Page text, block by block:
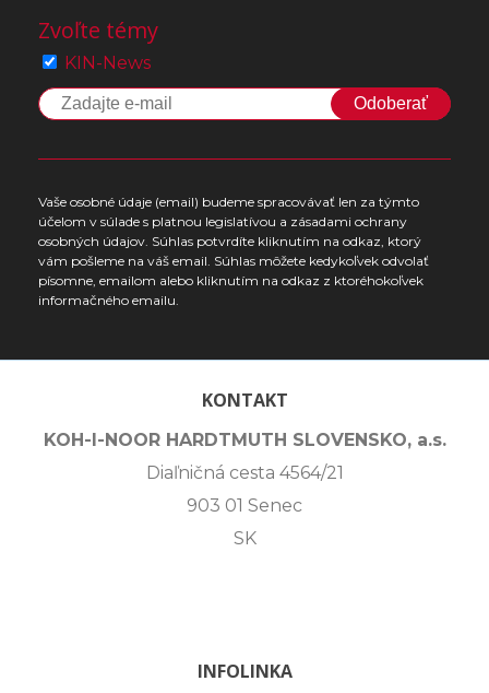
Zvoľte témy
KIN-News
Odoberať
Vaše osobné údaje (email) budeme spracovávať len za týmto
účelom v súlade s platnou legislatívou a zásadami ochrany
osobných údajov. Súhlas potvrdíte kliknutím na odkaz, ktorý
vám pošleme na váš email. Súhlas môžete kedykoľvek odvolať
písomne, emailom alebo kliknutím na odkaz z ktoréhokoľvek
informačného emailu.
KONTAKT
KOH-I-NOOR HARDTMUTH SLOVENSKO, a.s.
Diaľničná cesta 4564/21
903 01 Senec
SK
INFOLINKA